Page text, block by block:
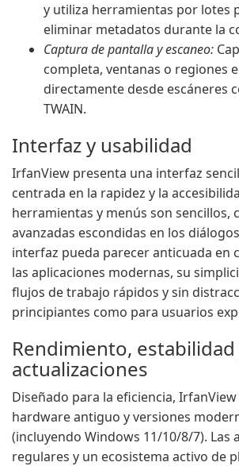
y utiliza herramientas por lotes
eliminar metadatos durante la
Captura de pantalla y escaneo:
completa, ventanas o regiones
directamente desde escáneres
TWAIN.
Interfaz y usabilidad
IrfanView presenta una interfaz
centrada en la rapidez y la
herramientas y menús son sencillos,
avanzadas escondidas en los
interfaz pueda parecer anticuada en
las aplicaciones modernas, su
flujos de trabajo rápidos y sin
principiantes como para usuarios
Rendimiento, estabilidad
actualizaciones
Diseñado para la eficiencia,
hardware antiguo y versiones
(incluyendo Windows 11/10/8/7). Las
regulares y un ecosistema activo de